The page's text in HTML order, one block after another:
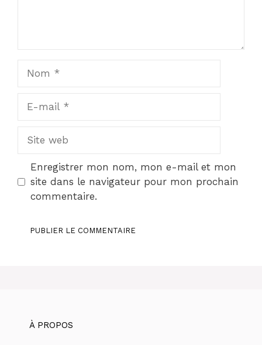
mail
web
Enregistrer mon nom, mon e-mail et mon
site dans le navigateur pour mon prochain
commentaire.
À PROPOS